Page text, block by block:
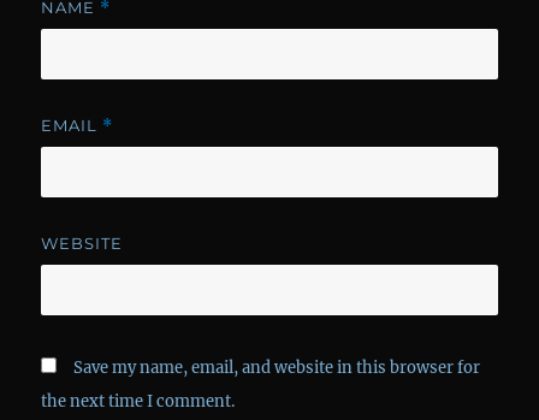
NAME *
EMAIL *
WEBSITE
Save my name, email, and website in this browser for
the next time I comment.